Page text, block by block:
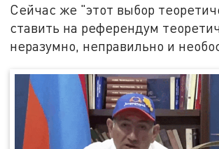
Сейчас же "этот выбор
ставить на референдум
неразумно, неправильно и